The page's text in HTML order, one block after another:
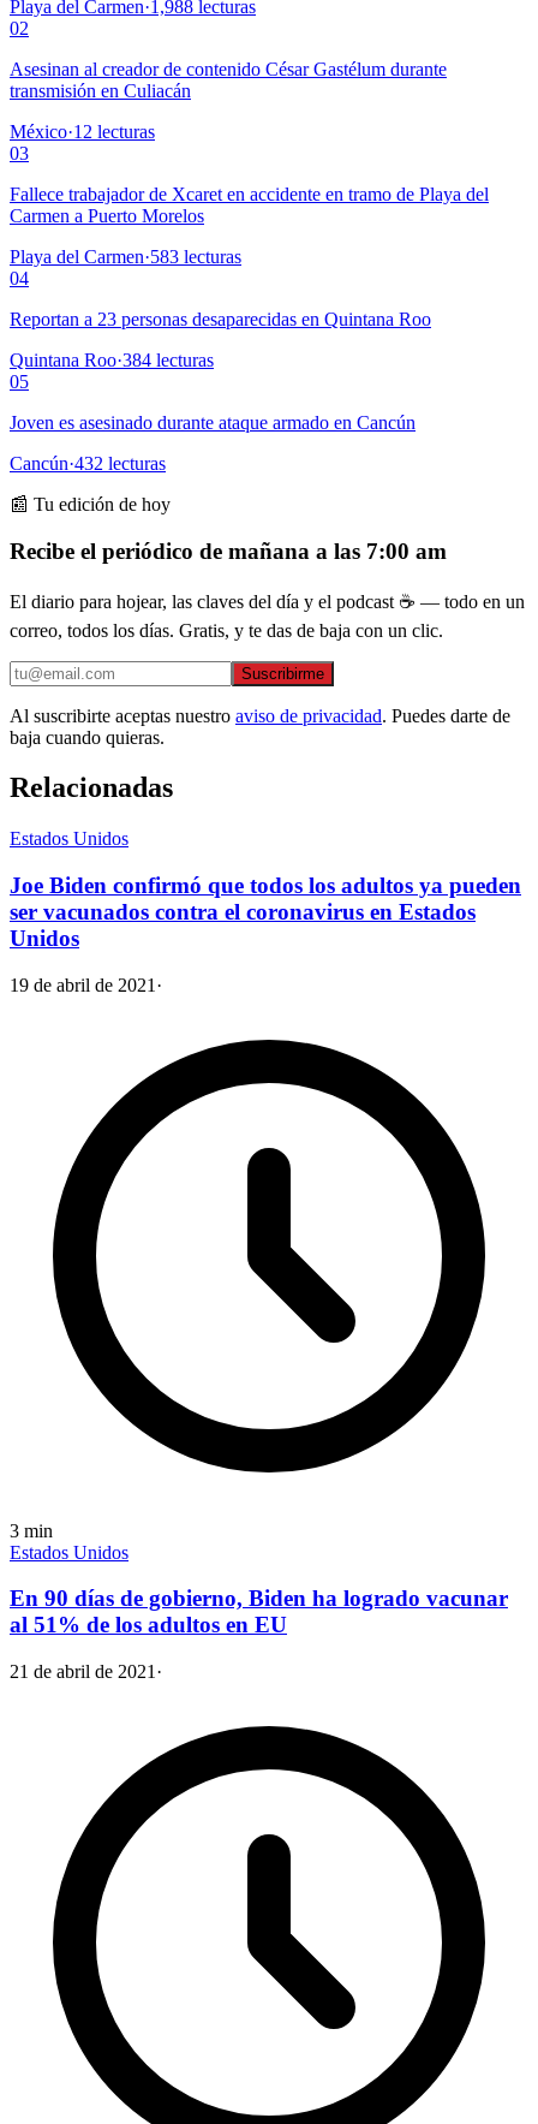
Playa del Carmen·1,988 lecturas
02
Asesinan al creador de contenido César Gastélum durante
transmisión en Culiacán
México·12 lecturas
03
Fallece trabajador de Xcaret en accidente en tramo de Playa del
Carmen a Puerto Morelos
Playa del Carmen·583 lecturas
04
Reportan a 23 personas desaparecidas en Quintana Roo
Quintana Roo·384 lecturas
05
Joven es asesinado durante ataque armado en Cancún
Cancún·432 lecturas
📰 Tu edición de hoy
Recibe el periódico de mañana a las 7:00 am
El diario para hojear, las claves del día y el podcast ☕ — todo en un
correo, todos los días. Gratis, y te das de baja con un clic.
Suscribirme
Al suscribirte aceptas nuestro aviso de privacidad. Puedes darte de
baja cuando quieras.
Relacionadas
Estados Unidos
Joe Biden confirmó que todos los adultos ya pueden
ser vacunados contra el coronavirus en Estados
Unidos
19 de abril de 2021 ·
3 min
Estados Unidos
En 90 días de gobierno, Biden ha logrado vacunar
al 51% de los adultos en EU
21 de abril de 2021 ·